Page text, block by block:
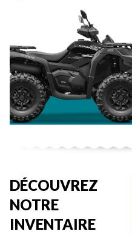
DÉCOUVREZ
NOTRE
INVENTAIRE